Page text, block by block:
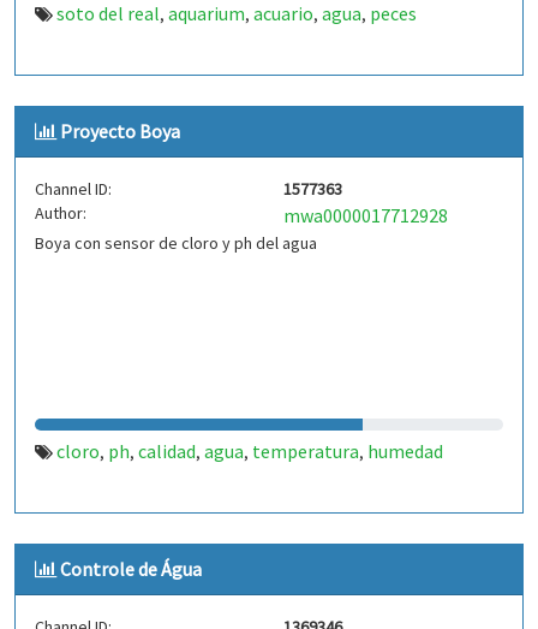
soto del real, aquarium, acuario, agua, peces
Proyecto Boya
Channel ID:
1577363
Author:
mwa0000017712928
Boya con sensor de cloro y ph del agua
cloro, ph, calidad, agua, temperatura, humedad
Controle de Água